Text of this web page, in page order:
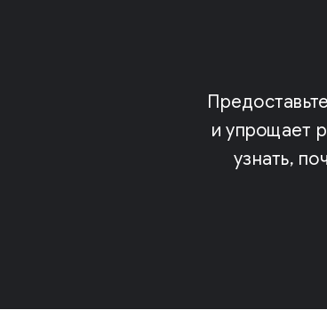
и упрощает
узнать,